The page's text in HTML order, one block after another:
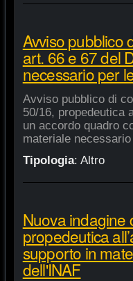
Avviso pubblico
art. 66 e 67 del
necessario per
Avviso pubblico di
50/16, propedeutica
un accordo quadro
materiale
Tipologia: Altro
Nuova indagine
propedeutica
supporto in
dell'INAF